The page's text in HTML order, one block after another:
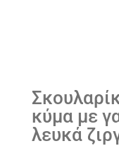
κύμα με
λευκά